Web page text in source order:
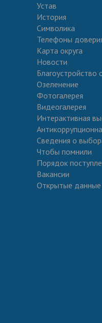
Устав
История
Символика
Телефоны
Карта округа
Новости
Благоустройство
Озеленение
Фотогалерея
Видеогалерея
Интерактивная
Сведения о
Чтобы помнили
Порядок
Вакансии
Открытые данные